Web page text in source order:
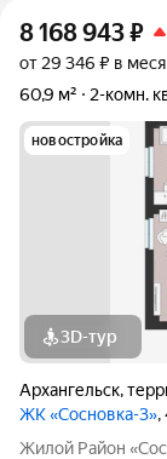
8 168 943₽
от 29 346 ₽ в
60,9 м²
2-комн.
новостройка
3D-тур
Архангельск,
ЖК «Сосновка-3»,
Жилой Район